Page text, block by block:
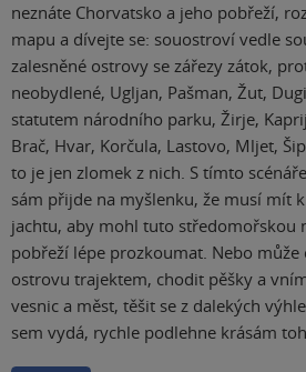
neznáte Chorvatsko a jeho pobřeží,
mapu a dívejte se: souostroví vedle
zalesněné ostrovy se zářezy zátok,
neobydlené, Ugljan, Pašman, Žut,
statutem národního parku, Žirje,
Brač, Hvar, Korčula, Lastovo, Mljet,
to je jen zlomek z nich. S tímto
sám přijde na myšlenku, že musí mít
jachtu, aby mohl tuto středomořskou
pobřeží lépe prozkoumat. Nebo
ostrovu trajektem, chodit pěšky a
vesnic a měst, těšit se z dalekých
sem vydá, rychle podlehne krásám